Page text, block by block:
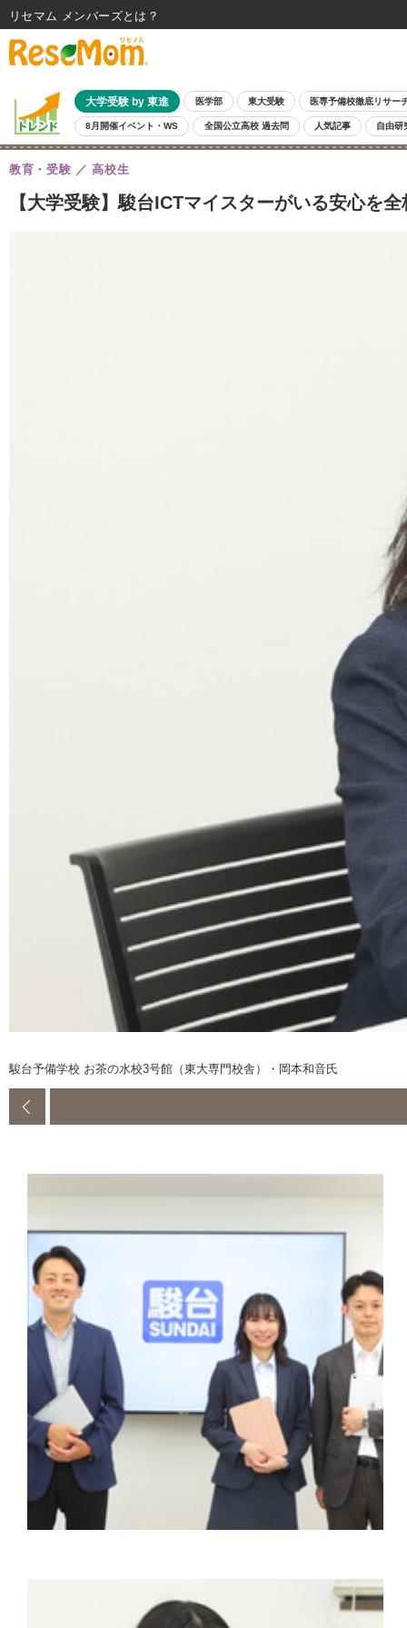
大学受験 by 東進 医学部 東大受験 医専予備校徹底リサー
8月開催イベント・WS 全国公立高校 過去問 人気記事 自由研
【大学受験】駿台ICTマイスターがいる安心を
教育・受験 高校生
駿台予備学校 お茶の水校3号館（東大専門校舎）・岡本和音氏
リセマム メンバーズ